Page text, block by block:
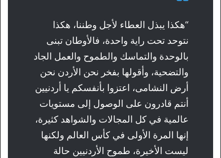
“هكذا يبذل العطاء لأجل وطننا، هكذا
نتوحد تحت راية واحدة، فالأوطان تبنى
بالوحدة والتماسك والطموح والعمل الجاد
والتضحية، وأقولها بفخر نحن الأردن نحن
أرض النشامى، اعتزوا بأنفسكم يا أردنيين
أنتم قادرون على الوصول إلى مستويات
عالمية في كل المجالات والشواهد كثيرة،
إنها المرة الأولى في كأس العالم ولكنها
ليست الأخيرة، طموح الأردنيين حالة